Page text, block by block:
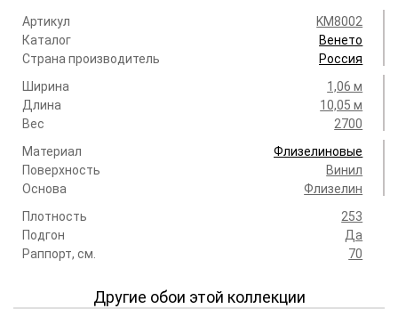
Артикул
KM8002
Каталог
Венето
Страна производитель
Россия
Ширина
1,06 м
Длина
10,05 м
Вес
2700
Материал
Флизелиновые
Поверхность
Винил
Основа
Флизелин
Плотность
253
Подгон
Да
Раппорт, см.
70
Другие обои этой коллекции